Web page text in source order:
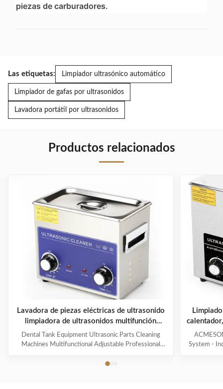
piezas de carburadores.
Las etiquetas: Limpiador ultrasónico automático
Limpiador de gafas por ultrasonidos
Lavadora portátil por ultrasonidos
Productos relacionados
Lavadora de piezas eléctricas de ultrasonido
limpiadora de ultrasonidos multifunción
caliente
Dental Tank Equipment Ultrasonic Parts Cleaning
Machines Multifunctional Adjustable Professional
heated ultrasonic cleaner is an advanced version of an
piezas
System -